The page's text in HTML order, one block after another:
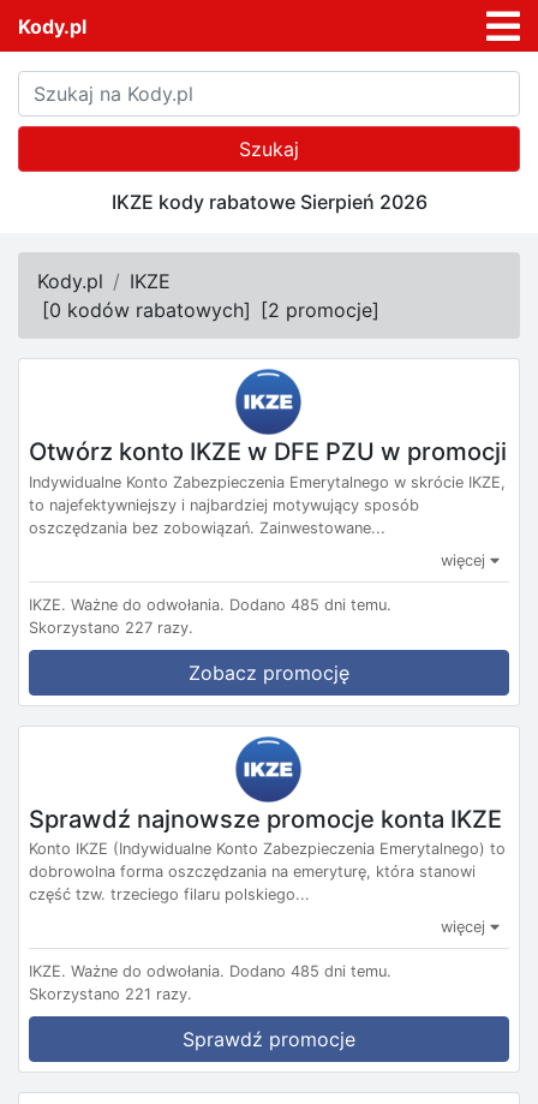
Kody.pl
Szukaj
IKZE kody rabatowe Sierpień 2026
Kody.pl
IKZE
[0 kodów rabatowych] [2 promocje]
Otwórz konto IKZE w DFE PZU w promocji
Indywidualne Konto Zabezpieczenia Emerytalnego w skrócie IKZE,
to najefektywniejszy i najbardziej motywujący sposób
oszczędzania bez zobowiązań. Zainwestowane...
więcej
IKZE. Ważne do odwołania. Dodano 485 dni temu.
Skorzystano 227 razy.
Zobacz promocję
Sprawdź najnowsze promocje konta IKZE
Konto IKZE (Indywidualne Konto Zabezpieczenia Emerytalnego) to
dobrowolna forma oszczędzania na emeryturę, która stanowi
część tzw. trzeciego filaru polskiego...
więcej
IKZE. Ważne do odwołania. Dodano 485 dni temu.
Skorzystano 221 razy.
Sprawdź promocje